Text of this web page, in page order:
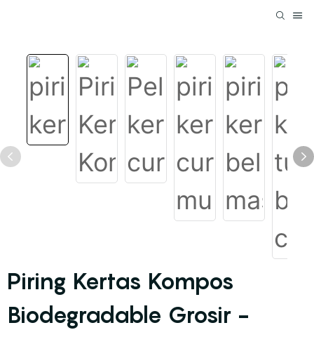
Piring Kertas Kompos
Biodegradable Grosir -